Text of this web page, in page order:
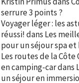
serrure 3 points ?
Voyager léger : les
réussi!dans Les
pour un séjour spa
Les routes de la
en camping-cardans
un séjour en